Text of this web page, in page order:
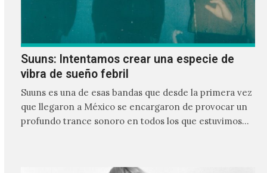
Suuns: Intentamos crear una especie de
vibra de sueño febril
Suuns es una de esas bandas que desde la primera vez
que llegaron a México se encargaron de provocar un
profundo trance sonoro en todos los que estuvimos